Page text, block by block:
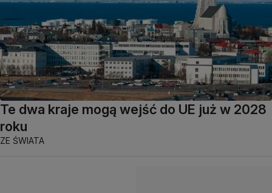
Te dwa kraje mogą wejść do UE już w 2028
roku
ZE ŚWIATA